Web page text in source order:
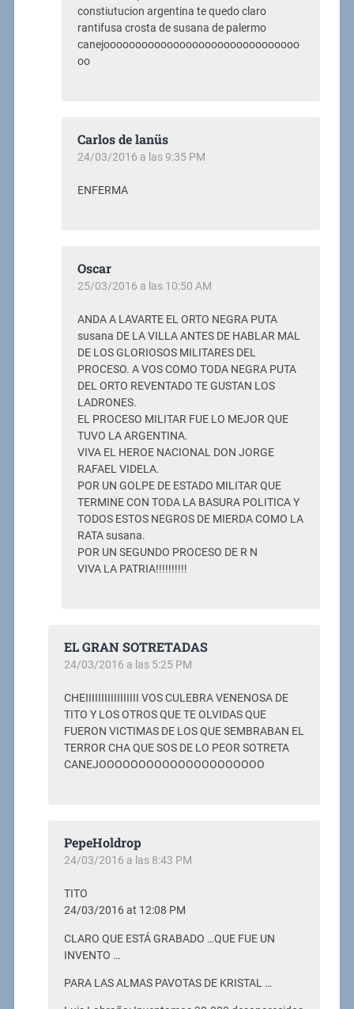
constiutucion argentina te quedo claro
rantifusa crosta de susana de palermo
canejooooooooooooooooooooooooooooooo
oo
Carlos de lanüs
24/03/2016 a las 9:35 PM
ENFERMA
Oscar
25/03/2016 a las 10:50 AM
ANDA A LAVARTE EL ORTO NEGRA PUTA
susana DE LA VILLA ANTES DE HABLAR MAL
DE LOS GLORIOSOS MILITARES DEL
PROCESO. A VOS COMO TODA NEGRA PUTA
DEL ORTO REVENTADO TE GUSTAN LOS
LADRONES.
EL PROCESO MILITAR FUE LO MEJOR QUE
TUVO LA ARGENTINA.
VIVA EL HEROE NACIONAL DON JORGE
RAFAEL VIDELA.
POR UN GOLPE DE ESTADO MILITAR QUE
TERMINE CON TODA LA BASURA POLITICA Y
TODOS ESTOS NEGROS DE MIERDA COMO LA
RATA susana.
POR UN SEGUNDO PROCESO DE R N
VIVA LA PATRIA!!!!!!!!!!
EL GRAN SOTRETADAS
24/03/2016 a las 5:25 PM
CHEIIIIIIIIIIIIIIIII VOS CULEBRA VENENOSA DE
TITO Y LOS OTROS QUE TE OLVIDAS QUE
FUERON VICTIMAS DE LOS QUE SEMBRABAN EL
TERROR CHA QUE SOS DE LO PEOR SOTRETA
CANEJOOOOOOOOOOOOOOOOOOOOO
PepeHoldrop
24/03/2016 a las 8:43 PM
TITO
24/03/2016 at 12:08 PM
CLARO QUE ESTÁ GRABADO …QUE FUE UN
INVENTO …
PARA LAS ALMAS PAVOTAS DE KRISTAL …